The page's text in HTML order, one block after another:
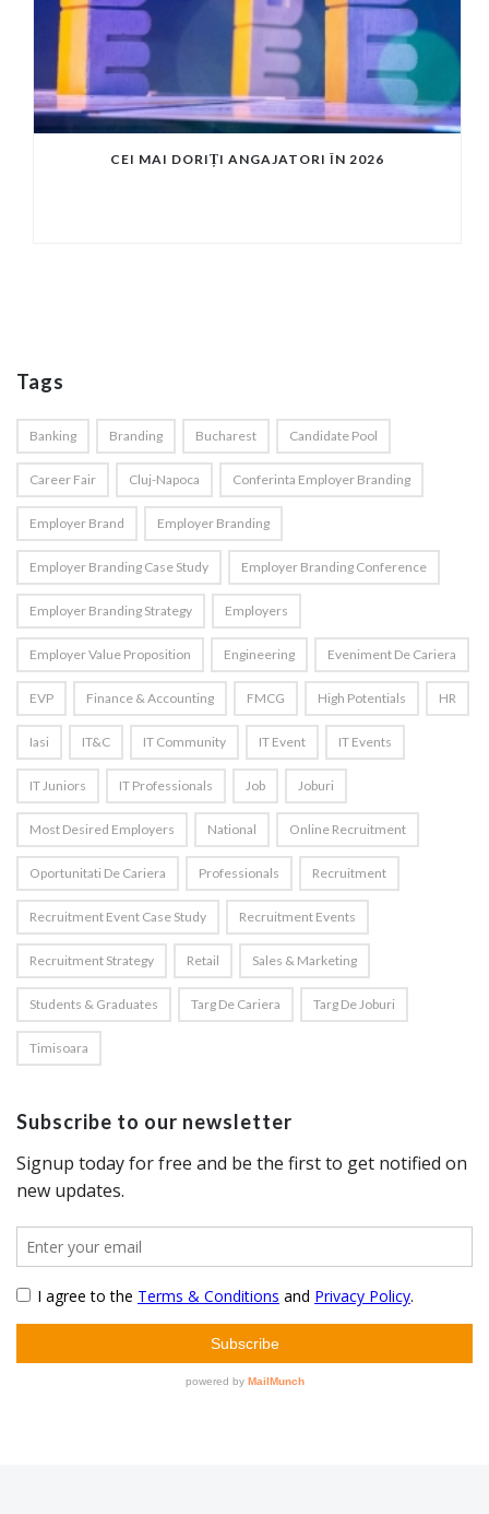
CEI MAI DORIȚI ANGAJATORI ÎN 2026
Tags
Banking Branding Bucharest Candidate Pool
Career Fair Cluj-Napoca Conferinta Employer Branding
Employer Brand Employer Branding
Employer Branding Case Study Employer Branding Conference
Employer Branding Strategy Employers
Employer Value Proposition Engineering Eveniment De Cariera
EVP Finance & Accounting FMCG High Potentials HR
Iasi IT&C IT Community IT Event IT Events
IT Juniors IT Professionals Job Joburi
Most Desired Employers National Online Recruitment
Oportunitati De Cariera Professionals Recruitment
Recruitment Event Case Study Recruitment Events
Recruitment Strategy Retail Sales & Marketing
Students & Graduates Targ De Cariera Targ De Joburi
Timisoara
Subscribe to our newsletter